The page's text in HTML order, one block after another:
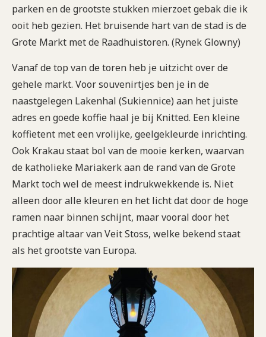
parken en de grootste stukken mierzoet gebak die ik
ooit heb gezien. Het bruisende hart van de stad is de
Grote Markt met de Raadhuistoren. (Rynek Glowny)
Vanaf de top van de toren heb je uitzicht over de
gehele markt. Voor souvenirtjes ben je in de
naastgelegen Lakenhal (Sukiennice) aan het juiste
adres en goede koffie haal je bij Knitted. Een kleine
koffietent met een vrolijke, geelgekleurde inrichting.
Ook Krakau staat bol van de mooie kerken, waarvan
de katholieke Mariakerk aan de rand van de Grote
Markt toch wel de meest indrukwekkende is. Niet
alleen door alle kleuren en het licht dat door de hoge
ramen naar binnen schijnt, maar vooral door het
prachtige altaar van Veit Stoss, welke bekend staat
als het grootste van Europa.